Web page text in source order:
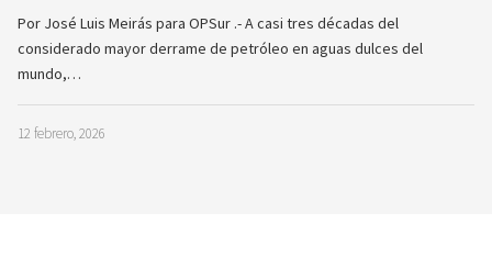
Por José Luis Meirás para OPSur .- A casi tres décadas del
considerado mayor derrame de petróleo en aguas dulces del
mundo,…
12 febrero, 2026